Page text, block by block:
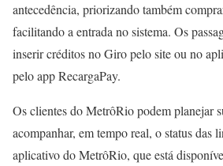
antecedência, priorizando também
facilitando a entrada no sistema. Os
inserir créditos no Giro pelo site ou no
pelo app RecargaPay.
Os clientes do MetrôRio podem planejar
acompanhar, em tempo real, o status das
aplicativo do MetrôRio, que está